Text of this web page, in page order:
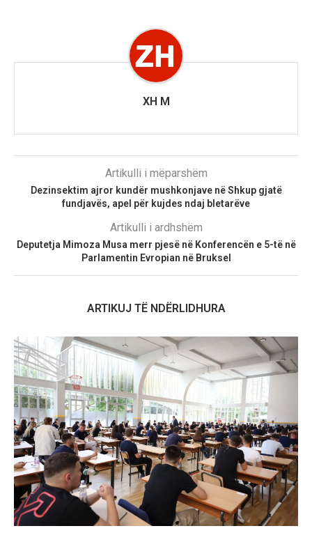
XH M
Artikulli i mëparshëm
Dezinsektim ajror kundër mushkonjave në Shkup gjatë
fundjavës, apel për kujdes ndaj bletarëve
Artikulli i ardhshëm
Deputetja Mimoza Musa merr pjesë në Konferencën e 5-të në
Parlamentin Evropian në Bruksel
ARTIKUJ TË NDËRLIDHURA